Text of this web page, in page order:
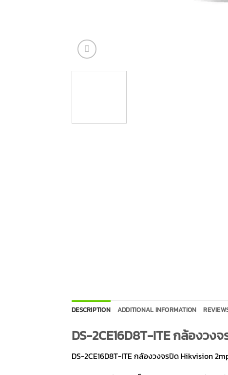
DESCRIPTION ADDITIONAL INFORMATION
DS-2CE16D8T-ITE กล้องวง
DS-2CE16D8T-ITE กล้องวงจรปิด Hikvision